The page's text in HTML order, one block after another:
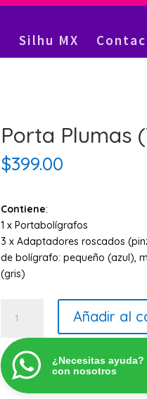
Silhu MX
Porta Plumas
$399.00
Contiene:
1 x Portabolígrafos
3 x Adaptadores roscados
de bolígrafo: pequeño (azul),
(gris)
Plumas
(Tipo
C)
cantidad
Añadir al
¿Necesitas ayuda?
con nosotros